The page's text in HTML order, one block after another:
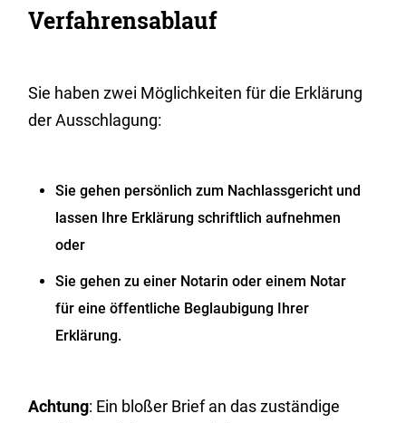
Verfahrensablauf
Sie haben zwei Möglichkeiten für die Erklärung
der Ausschlagung:
Sie gehen persönlich zum Nachlassgericht und
lassen Ihre Erklärung schriftlich aufnehmen
oder
Sie gehen zu einer Notarin oder einem Notar
für eine öffentliche Beglaubigung Ihrer
Erklärung.
Achtung: Ein bloßer Brief an das zuständige